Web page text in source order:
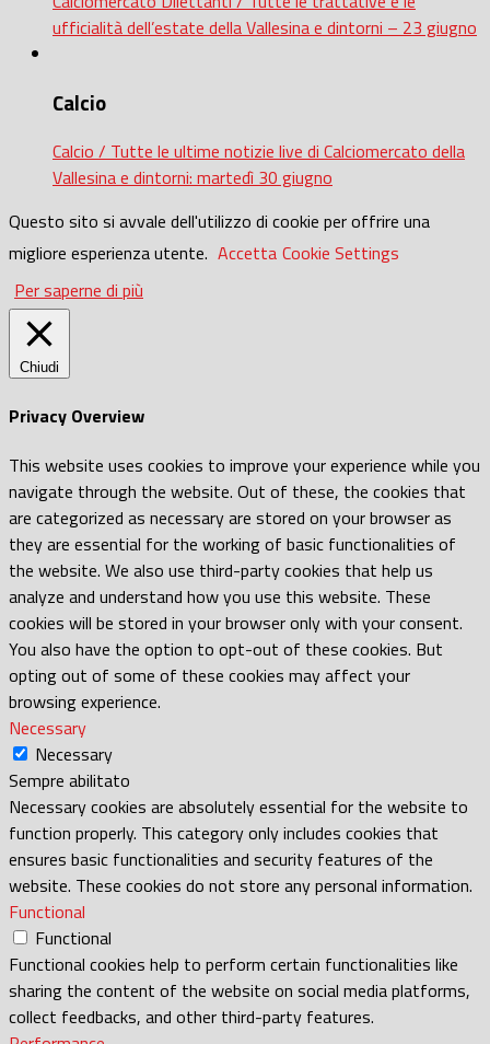
ufficialità dell’estate della Vallesina e dintorni – 23 giugno
Calcio
Calcio / Tutte le ultime notizie live di Calciomercato della
Vallesina e dintorni: martedì 30 giugno
Questo sito si avvale dell'utilizzo di cookie per offrire una
migliore esperienza utente. Accetta Cookie Settings
Per saperne di più
Chiudi
Privacy Overview
This website uses cookies to improve your experience while you
navigate through the website. Out of these, the cookies that
are categorized as necessary are stored on your browser as
they are essential for the working of basic functionalities of
the website. We also use third-party cookies that help us
analyze and understand how you use this website. These
cookies will be stored in your browser only with your consent.
You also have the option to opt-out of these cookies. But
opting out of some of these cookies may affect your
browsing experience.
Necessary
Necessary
Sempre abilitato
Necessary cookies are absolutely essential for the website to
function properly. This category only includes cookies that
ensures basic functionalities and security features of the
website. These cookies do not store any personal information.
Functional
Functional
Functional cookies help to perform certain functionalities like
sharing the content of the website on social media platforms,
collect feedbacks, and other third-party features.